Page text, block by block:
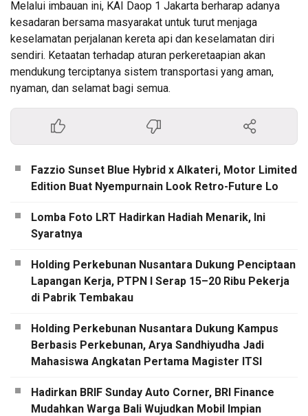
Melalui imbauan ini, KAI Daop 1 Jakarta berharap adanya
kesadaran bersama masyarakat untuk turut menjaga
keselamatan perjalanan kereta api dan keselamatan diri
sendiri. Ketaatan terhadap aturan perkeretaapian akan
mendukung terciptanya sistem transportasi yang aman,
nyaman, dan selamat bagi semua.
Fazzio Sunset Blue Hybrid x Alkateri, Motor Limited
Edition Buat Nyempurnain Look Retro-Future Lo
Lomba Foto LRT Hadirkan Hadiah Menarik, Ini
Syaratnya
Holding Perkebunan Nusantara Dukung Penciptaan
Lapangan Kerja, PTPN I Serap 15–20 Ribu Pekerja
di Pabrik Tembakau
Holding Perkebunan Nusantara Dukung Kampus
Berbasis Perkebunan, Arya Sandhiyudha Jadi
Mahasiswa Angkatan Pertama Magister ITSI
Hadirkan BRIF Sunday Auto Corner, BRI Finance
Mudahkan Warga Bali Wujudkan Mobil Impian